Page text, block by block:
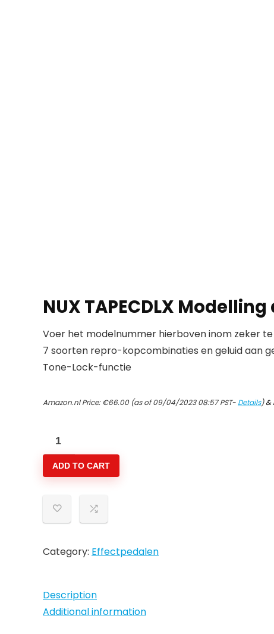
NUX TAPECDLX
Voer het modelnummer hierboven inom zeker
7 soorten repro-kopcombinaties en geluid aan
Tone-Lock-functie
Amazon.nl Price:€66.00(as of 09/04/2023 08:57 PST- Details)&
NUX
TAPECDLX
Modelling
pedaal
quantity
ADD TO CART
Category: Effectpedalen
Description
Additional information